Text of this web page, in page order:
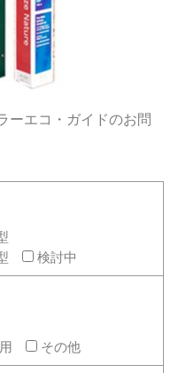
ーエコ・ガイドのお問
検討中
その他